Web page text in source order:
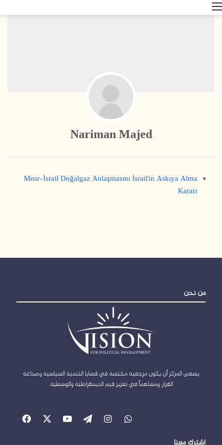
Nariman Majed
Mısır–İsrail Doğalgaz Anlaşmasını İsrail’in Askıya Alma
Kararı
من نحن
يسعى المركز أن يكون مرجعية مختصة في قضايا التنمية السياسية وصناعة
القرار، ومساهماً في تعزيز قيم الديمقراطية والوسطية.
‫YouTube‫WordPress انستقرام واتساب